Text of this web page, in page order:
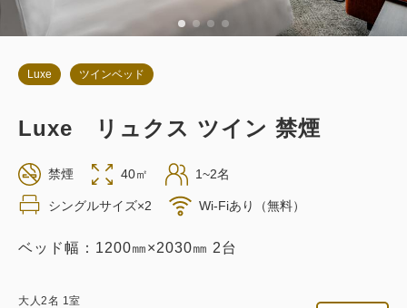
詳細 今すぐ予約
お部屋のみ
返金不可 素泊まり
in 14:00~ / out 11:00まで
Luxe ツインベッド
Luxe リュクス ツイン 禁煙
禁煙 40㎡ 1~2名
シングルサイズ×2 Wi-Fiあり（無料）
ベッド幅：1200㎜×2030㎜ 2台
大人2名 1室